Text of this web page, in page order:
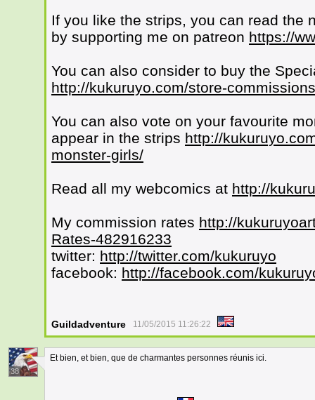
If you like the strips, you can read the
by supporting me on patreon https://
You can also consider to buy the
http://kukuruyo.com/store-
You can also vote on your favourite
appear in the strips http://
monster-girls/
Read all my webcomics at http://
My commission rates http://
Rates-482916233
twitter: http://twitter.com/kukuruyo
facebook: http://facebook.com/
Guildadventure 11/05/2015 11:26:22
38
Et bien, et bien, que de charmantes personnes réunis ici.